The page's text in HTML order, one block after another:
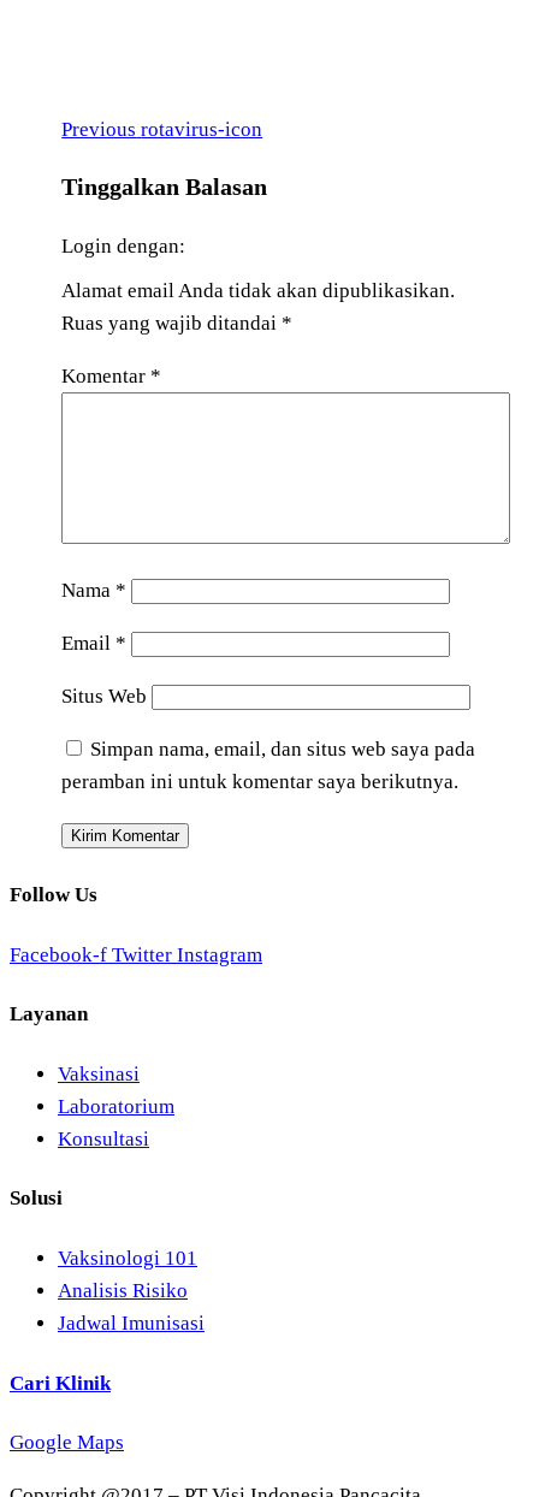
Navigasi
pos
Previous
Previous rotavirus-icon
Tinggalkan Balasan
Login dengan:
Alamat email Anda tidak akan dipublikasikan.
Ruas yang wajib ditandai *
Komentar *
Nama *
Email *
Situs Web
Simpan nama, email, dan situs web saya pada
peramban ini untuk komentar saya berikutnya.
Follow Us
Facebook-f Twitter Instagram
Layanan
Vaksinasi
Laboratorium
Konsultasi
Solusi
Vaksinologi 101
Analisis Risiko
Jadwal Imunisasi
Cari Klinik
Google Maps